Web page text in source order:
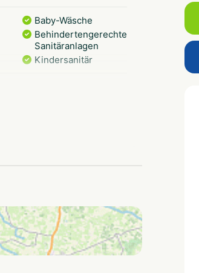
Baby-Wäsche
Behindertengerechte
Sanitäranlagen
Kindersanitär
Museen und
Schlösser